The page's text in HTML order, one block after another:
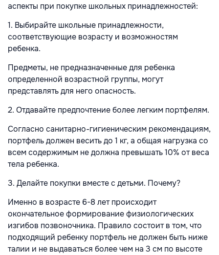
аспекты при покупке школьных принадлежностей:
1. Выбирайте школьные принадлежности,
соответствующие возрасту и возможностям
ребенка.
Предметы, не предназначенные для ребенка
определенной возрастной группы, могут
представлять для него опасность.
2. Отдавайте предпочтение более легким портфелям.
Согласно санитарно-гигиеническим рекомендациям,
портфель должен весить до 1 кг, а общая нагрузка со
всем содержимым не должна превышать 10% от веса
тела ребенка.
3. Делайте покупки вместе с детьми. Почему?
Именно в возрасте 6-8 лет происходит
окончательное формирование физиологических
изгибов позвоночника. Правило состоит в том, что
подходящий ребенку портфель не должен быть ниже
талии и не выдаваться более чем на 3 см по высоте